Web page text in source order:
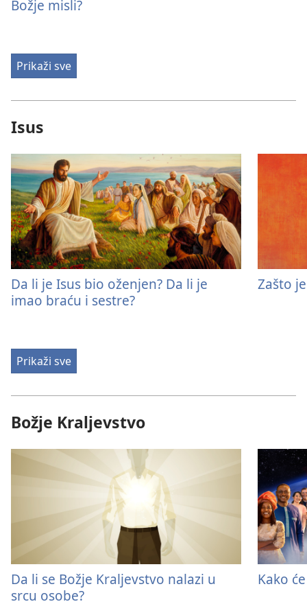
Božje misli?
Prikaži sve
Isus
Da li je Isus bio oženjen? Da li je
imao braću i sestre?
Zašto
Prikaži sve
Božje Kraljevstvo
Da li se Božje Kraljevstvo nalazi u
srcu osobe?
Kako